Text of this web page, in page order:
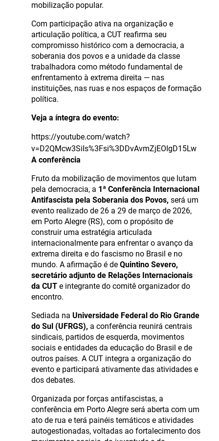
mobilização popular.
Com participação ativa na organização e
articulação política, a CUT reafirma seu
compromisso histórico com a democracia, a
soberania dos povos e a unidade da classe
trabalhadora como método fundamental de
enfrentamento à extrema direita — nas
instituições, nas ruas e nos espaços de formação
política.
Veja a íntegra do evento:
https://youtube.com/watch?
v=D2QMcw3SiIs%3Fsi%3DDvAvmZjEOIgD15Lw
A conferência
Fruto da mobilização de movimentos que lutam
pela democracia, a 1ª Conferência Internacional
Antifascista pela Soberania dos Povos, será um
evento realizado de 26 a 29 de março de 2026,
em Porto Alegre (RS), com o propósito de
construir uma estratégia articulada
internacionalmente para enfrentar o avanço da
extrema direita e do fascismo no Brasil e no
mundo. A afirmação é de Quintino Severo,
secretário adjunto de Relações Internacionais
da CUT e integrante do comitê organizador do
encontro.
Sediada na Universidade Federal do Rio Grande
do Sul (UFRGS), a conferência reunirá centrais
sindicais, partidos de esquerda, movimentos
sociais e entidades da educação do Brasil e de
outros países. A CUT integra a organização do
evento e participará ativamente das atividades e
dos debates.
Organizada por forças antifascistas, a
conferência em Porto Alegre será aberta com um
ato de rua e terá painéis temáticos e atividades
autogestionadas, voltadas ao fortalecimento dos